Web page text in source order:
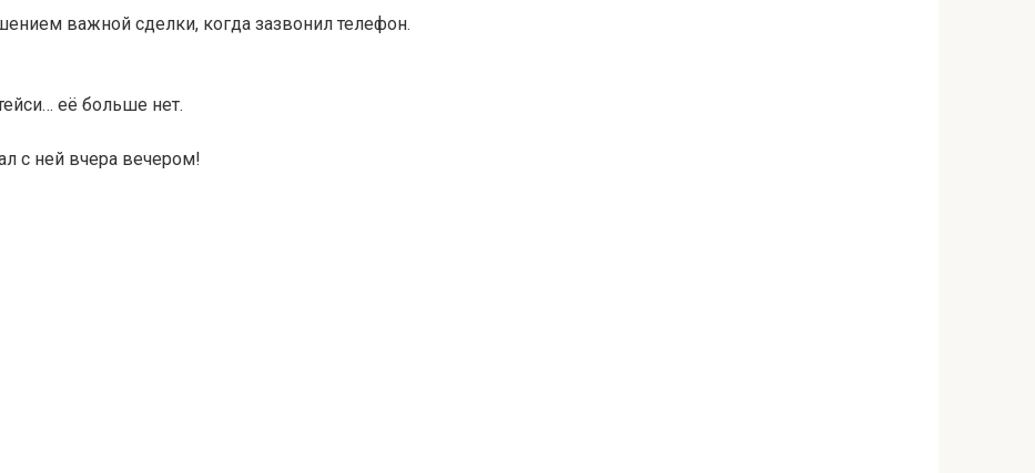
важной сделки, когда зазвонил телефон.
её больше нет.
с ней вчера вечером!